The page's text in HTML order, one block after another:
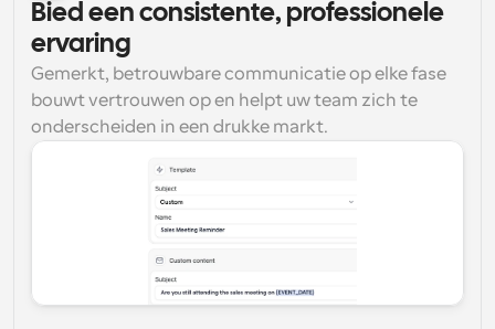
Bied een consistente, professionele
ervaring
Gemerkt, betrouwbare communicatie op elke fase
bouwt vertrouwen op en helpt uw team zich te
onderscheiden in een drukke markt.